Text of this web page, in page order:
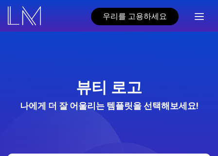
우리를 고용하세요
뷰티 로고
나에게 더 잘 어울리는 템플릿을 선택해보세요!